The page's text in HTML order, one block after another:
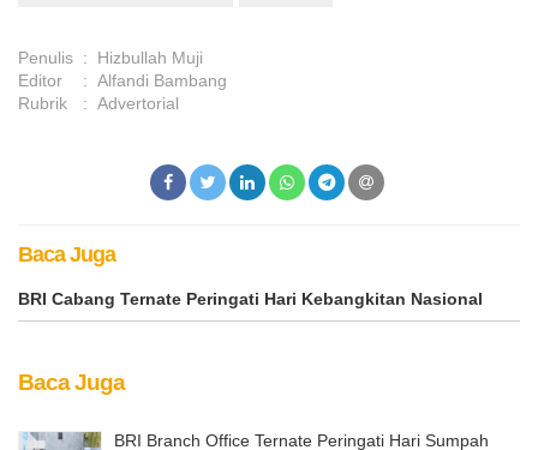
Penulis :
Hizbullah Muji
Editor
: Alfandi Bambang
Rubrik
: Advertorial
Baca Juga
BRI Cabang Ternate Peringati Hari Kebangkitan Nasional
Baca Juga
BRI Branch Office Ternate Peringati Hari Sumpah